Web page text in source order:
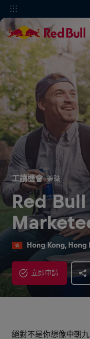
工讀機會 兼職
Red
Hong Kong, Hong
立即申請
絕對不是你想像中朝